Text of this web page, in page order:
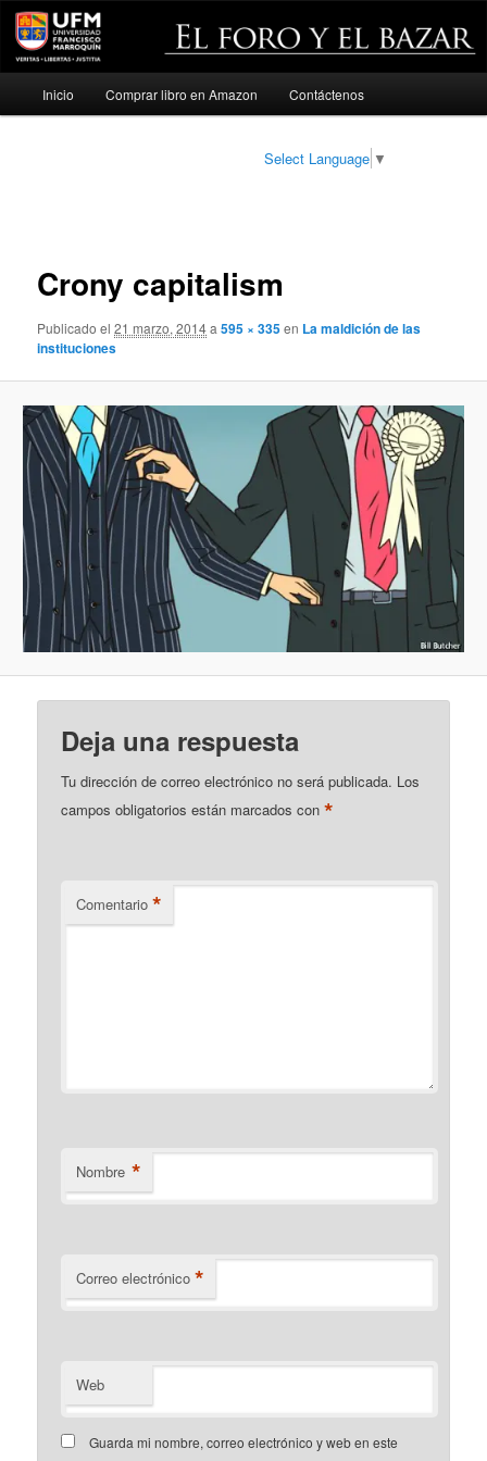
Ir
Inicio Comprar libro en Amazon Contáctenos
Select Language ▼
Crony capitalism
Publicado el 21 marzo, 2014a595 × 335en La maldición de las
instituciones
Deja una respuesta
Tu dirección de correo electrónico no será publicada. Los
campos obligatorios están marcados con*
Comentario *
Nombre *
Correo electrónico *
Web
Guarda mi nombre, correo electrónico y web en este